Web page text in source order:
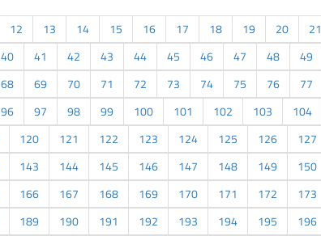
12 13 14 15 16 17 18 19 20 21
40 41 42 43 44 45 46 47 48 49
68 69 70 71 72 73 74 75 76 77
96 97 98 99 100 101 102 103 104
120 121 122 123 124 125 126 127
143 144 145 146 147 148 149 150
166 167 168 169 170 171 172 173
189 190 191 192 193 194 195 196